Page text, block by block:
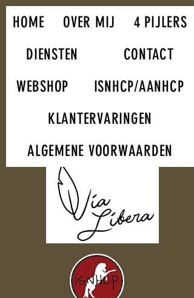
HOME OVER MIJ
4 PIJLERS
DIENSTEN
CONTACT
WEBSHOP
ISNHCP/AANHCP
KLANTERVARINGEN
ALGEMENE VOORWAARDEN